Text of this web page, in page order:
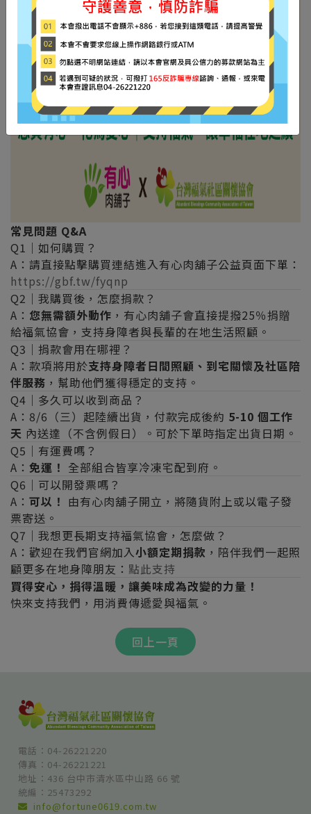
常見問題 Q&A
Q1｜如何購買？
A：請直接點擊購買連結進入有心肉舖子公益頁面下單：
https://gbf.tw/fyqnp
Q2｜我購買後，怎麼捐款？
A： 您無需額外動作 ，有心肉舖子會直接提撥25％捐贈
給福氣協會，支持身障者與長輩的在地生活照顧。
Q3｜捐款會用在哪裡？
A：款項將用於支持身障者日間照顧、到宅關懷及社區陪
伴服務 ，幫助他們獲得穩定的支持。
Q4｜多久可以收到商品？
A：8/6（三）起陸續出貨，付款完成後約 5-10 個工作
天 內送達（不含例假日）。可於下單時指定出貨日期。
Q5｜有運費嗎？
A： 免運！ 全部組合皆享冷凍宅配到府。
Q6｜可以開發票嗎？
A： 可以！ 由有心肉舖子開立，將隨貨附上或以電子發
票寄送。
Q7｜我想更長期支持福氣協會，怎麼做？
A：歡迎在我們官網加入小額定期捐款 ，陪伴我們一起照
顧更多在地身障朋友： 點此支持
買得安心，捐得溫暖，讓美味成為改變的力量！
快來支持我們，用消費傳遞愛與福氣。
回上一頁
電話：04-26221220
傳真：04-26221221
地址：436 台中市清水區中山路 66 號
統編：25473292
info@fortune0619.com.tw